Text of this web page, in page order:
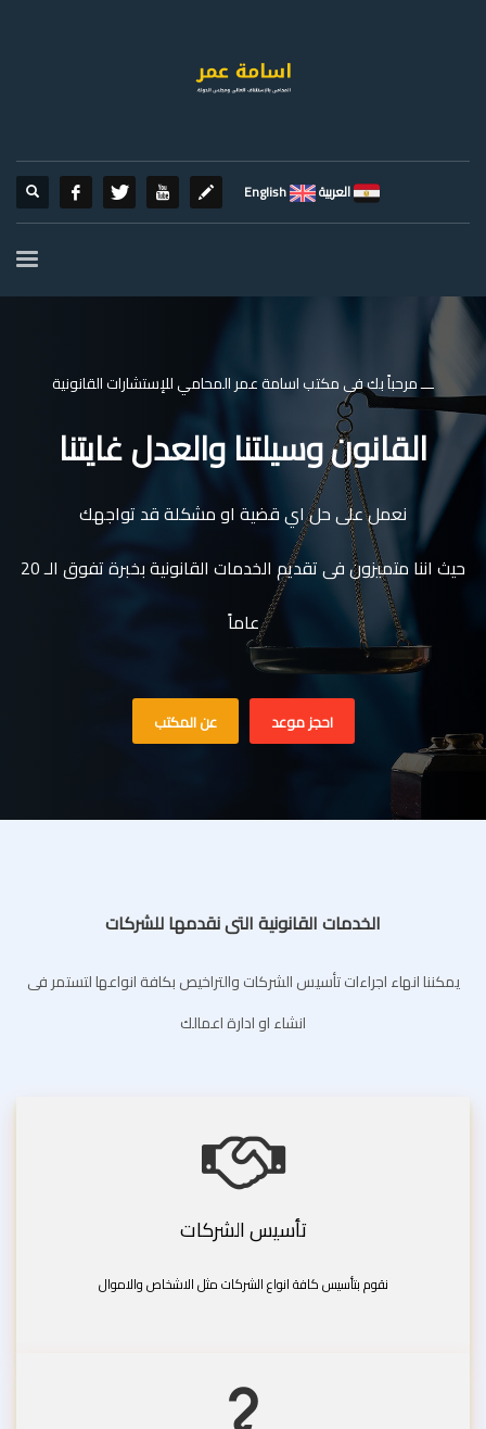
العربية English
ـــ مرحباً بك فى مكتب اسامة عمر المحامي للإستشارات القانونية
القانون وسيلتنا والعدل غايتنا
نعمل على حل اي قضية او مشكلة قد تواجهك
حيث اننا متميزون فى تقديم الخدمات القانونية بخبرة تفوق الـ 20
عاماً
احجز موعد عن المكتب
الخدمات القانونية التى نقدمها للشركات
يمكننا انهاء اجراءات تأسيس الشركات والتراخيص بكافة انواعها لتستمر فى
انشاء او ادارة اعمالك
تأسيس الشركات
نقوم بتأسيس كافة انواع الشركات مثل الاشخاص والاموال